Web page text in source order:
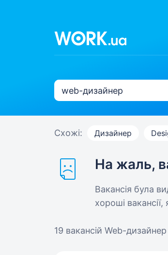
Схожі: Дизайнер
На жаль,
Вакансія була
хороші
19 вакансій Web-дизайнер